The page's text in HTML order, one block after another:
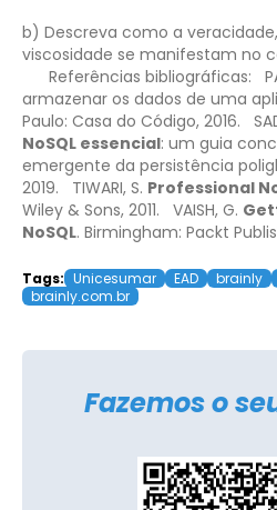
b) Descreva como a
viscosidade se manifestam no
Referências bibliográficas:
armazenar os dados de uma
Paulo: Casa do Código, 2016.
NoSQL essencial: um guia
emergente da persistência
2019.
TIWARI, S. Professional
Wiley & Sons, 2011.
VAISH, G.
NoSQL. Birmingham: Packt
Tags: Unicesumar EAD brainly
brainly.com.br
Fazemos o